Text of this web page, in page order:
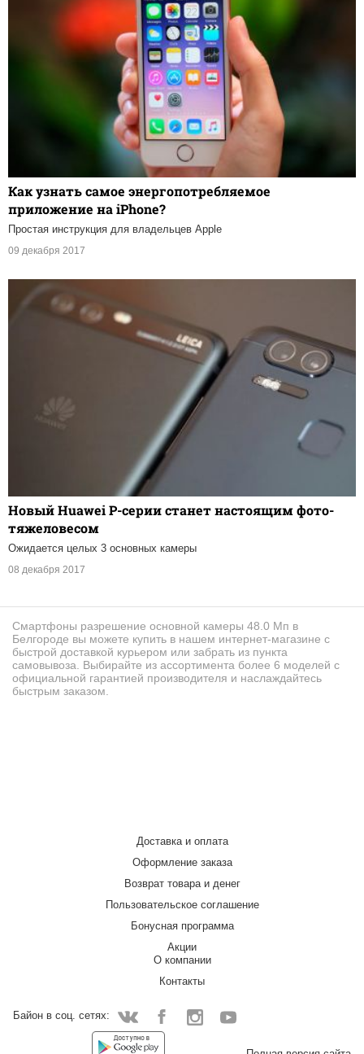
Как узнать самое энергопотребляемое
приложение на iPhone?
Простая инструкция для владельцев Apple
09 декабря 2017
Новый Huawei P-серии станет настоящим фото-
тяжеловесом
Ожидается целых 3 основных камеры
08 декабря 2017
Смартфоны разрешение основной камеры 48.0 Мп в
Белгороде вы можете купить в нашем интернет-магазине с
быстрой доставкой курьером или забрать из пункта
самовывоза. Выбирайте из ассортимента более 6 моделей с
официальной гарантией производителя и наслаждайтесь
быстрым заказом.
Доставка и оплата
Оформление заказа
Возврат товара и денег
Пользовательское соглашение
Бонусная программа
Акции
О компании
Контакты
Байон в соц. сетях:
VkontakteFacebook